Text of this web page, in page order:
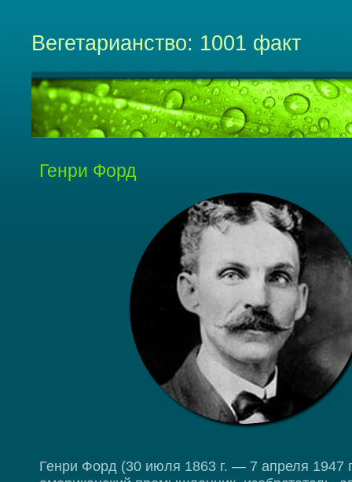
Вегетарианство: 1001 факт
Генри Форд
Генри Форд (30 июля 1863 г. — 7 апреля 1947